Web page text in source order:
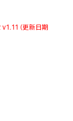
v1.11 (更新日期